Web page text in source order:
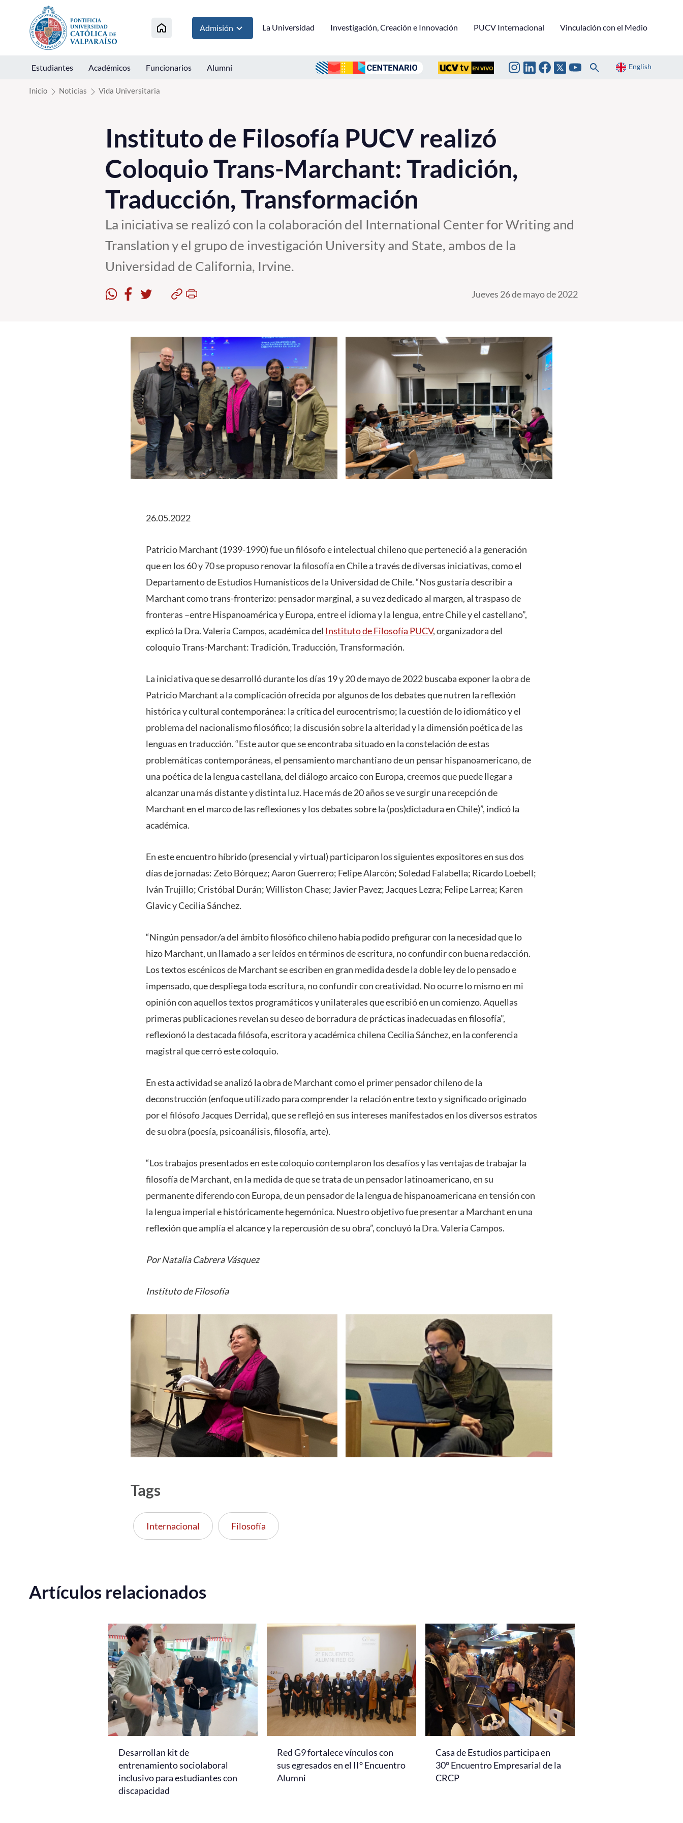
Click acá para ir directamente al contenido
Admisión La Universidad Investigación, Creación e Innovación PUCV Internacional Vinculación con el Medio
Estudiantes Académicos Funcionarios Alumni English
Inicio Noticias Vida Universitaria
Instituto de Filosofía PUCV realizó
Coloquio Trans-Marchant: Tradición,
Traducción, Transformación
La iniciativa se realizó con la colaboración del International Center for Writing and
Translation y el grupo de investigación University and State, ambos de la
Universidad de California, Irvine.
Jueves 26 de mayo de 2022
26.05.2022
Patricio Marchant (1939-1990) fue un filósofo e intelectual chileno que perteneció a la generación
que en los 60 y 70 se propuso renovar la filosofía en Chile a través de diversas iniciativas, como el
Departamento de Estudios Humanísticos de la Universidad de Chile. “Nos gustaría describir a
Marchant como trans-fronterizo: pensador marginal, a su vez dedicado al margen, al traspaso de
fronteras –entre Hispanoamérica y Europa, entre el idioma y la lengua, entre Chile y el castellano”,
explicó la Dra. Valeria Campos, académica del Instituto de Filosofía PUCV, organizadora del
coloquio Trans-Marchant: Tradición, Traducción, Transformación.
La iniciativa que se desarrolló durante los días 19 y 20 de mayo de 2022 buscaba exponer la obra de
Patricio Marchant a la complicación ofrecida por algunos de los debates que nutren la reflexión
histórica y cultural contemporánea: la crítica del eurocentrismo; la cuestión de lo idiomático y el
problema del nacionalismo filosófico; la discusión sobre la alteridad y la dimensión poética de las
lenguas en traducción. “Este autor que se encontraba situado en la constelación de estas
problemáticas contemporáneas, el pensamiento marchantiano de un pensar hispanoamericano, de
una poética de la lengua castellana, del diálogo arcaico con Europa, creemos que puede llegar a
alcanzar una más distante y distinta luz. Hace más de 20 años se ve surgir una recepción de
Marchant en el marco de las reflexiones y los debates sobre la (pos)dictadura en Chile)”, indicó la
académica.
En este encuentro híbrido (presencial y virtual) participaron los siguientes expositores en sus dos
días de jornadas: Zeto Bórquez; Aaron Guerrero; Felipe Alarcón; Soledad Falabella; Ricardo Loebell;
Iván Trujillo; Cristóbal Durán; Williston Chase; Javier Pavez; Jacques Lezra; Felipe Larrea; Karen
Glavic y Cecilia Sánchez.
“Ningún pensador/a del ámbito filosófico chileno había podido prefigurar con la necesidad que lo
hizo Marchant, un llamado a ser leídos en términos de escritura, no confundir con buena redacción.
Los textos escénicos de Marchant se escriben en gran medida desde la doble ley de lo pensado e
impensado, que despliega toda escritura, no confundir con creatividad. No ocurre lo mismo en mi
opinión con aquellos textos programáticos y unilaterales que escribió en un comienzo. Aquellas
primeras publicaciones revelan su deseo de borradura de prácticas inadecuadas en filosofía”,
reflexionó la destacada filósofa, escritora y académica chilena Cecilia Sánchez, en la conferencia
magistral que cerró este coloquio.
En esta actividad se analizó la obra de Marchant como el primer pensador chileno de la
deconstrucción (enfoque utilizado para comprender la relación entre texto y significado originado
por el filósofo Jacques Derrida), que se reflejó en sus intereses manifestados en los diversos estratos
de su obra (poesía, psicoanálisis, filosofía, arte).
“Los trabajos presentados en este coloquio contemplaron los desafíos y las ventajas de trabajar la
filosofía de Marchant, en la medida de que se trata de un pensador latinoamericano, en su
permanente diferendo con Europa, de un pensador de la lengua de hispanoamericana en tensión con
la lengua imperial e históricamente hegemónica. Nuestro objetivo fue presentar a Marchant en una
reflexión que amplía el alcance y la repercusión de su obra”, concluyó la Dra. Valeria Campos.
Por Natalia Cabrera Vásquez
Instituto de Filosofía
Tags
Internacional Filosofía
Artículos relacionados
Desarrollan kit de
entrenamiento sociolaboral
inclusivo para estudiantes con
discapacidad
Red G9 fortalece vínculos con
sus egresados en el II° Encuentro
Alumni
Casa de Estudios participa en
30° Encuentro Empresarial de la
CRCP